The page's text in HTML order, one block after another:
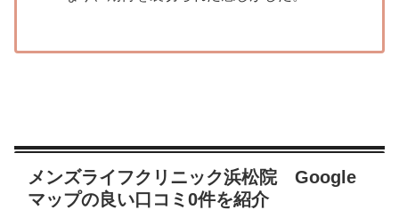
メンズライフクリニック浜松院 Google
マップの良い口コミ0件を紹介